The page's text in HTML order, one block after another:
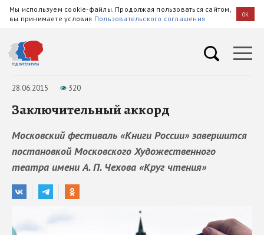
Мы используем cookie-файлы. Продолжая пользоваться сайтом,
вы принимаете условия Пользовательского соглашения OK
28.06.2015 320
Заключительный аккорд
Московский фестиваль «Книги России» завершится
постановкой Московского Художественного
театра имени А. П. Чехова «Круг чтения»